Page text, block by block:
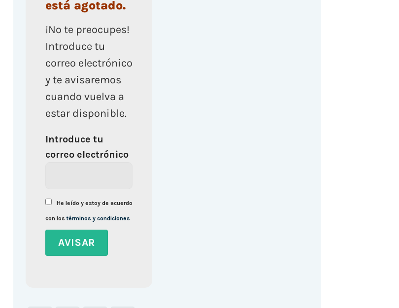
está agotado.
¡No te preocupes!
Introduce tu
correo electrónico
y te avisaremos
cuando vuelva a
estar disponible.
Introduce tu
correo electrónico
He leído y estoy de acuerdo
con lostérminos y condiciones